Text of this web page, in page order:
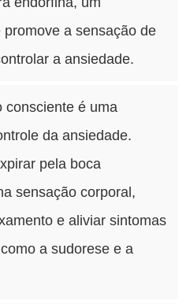
a sensação de
a ansiedade.
consciente é uma
da ansiedade.
pela boca
sensação corporal,
e aliviar sintomas
a sudorese e a